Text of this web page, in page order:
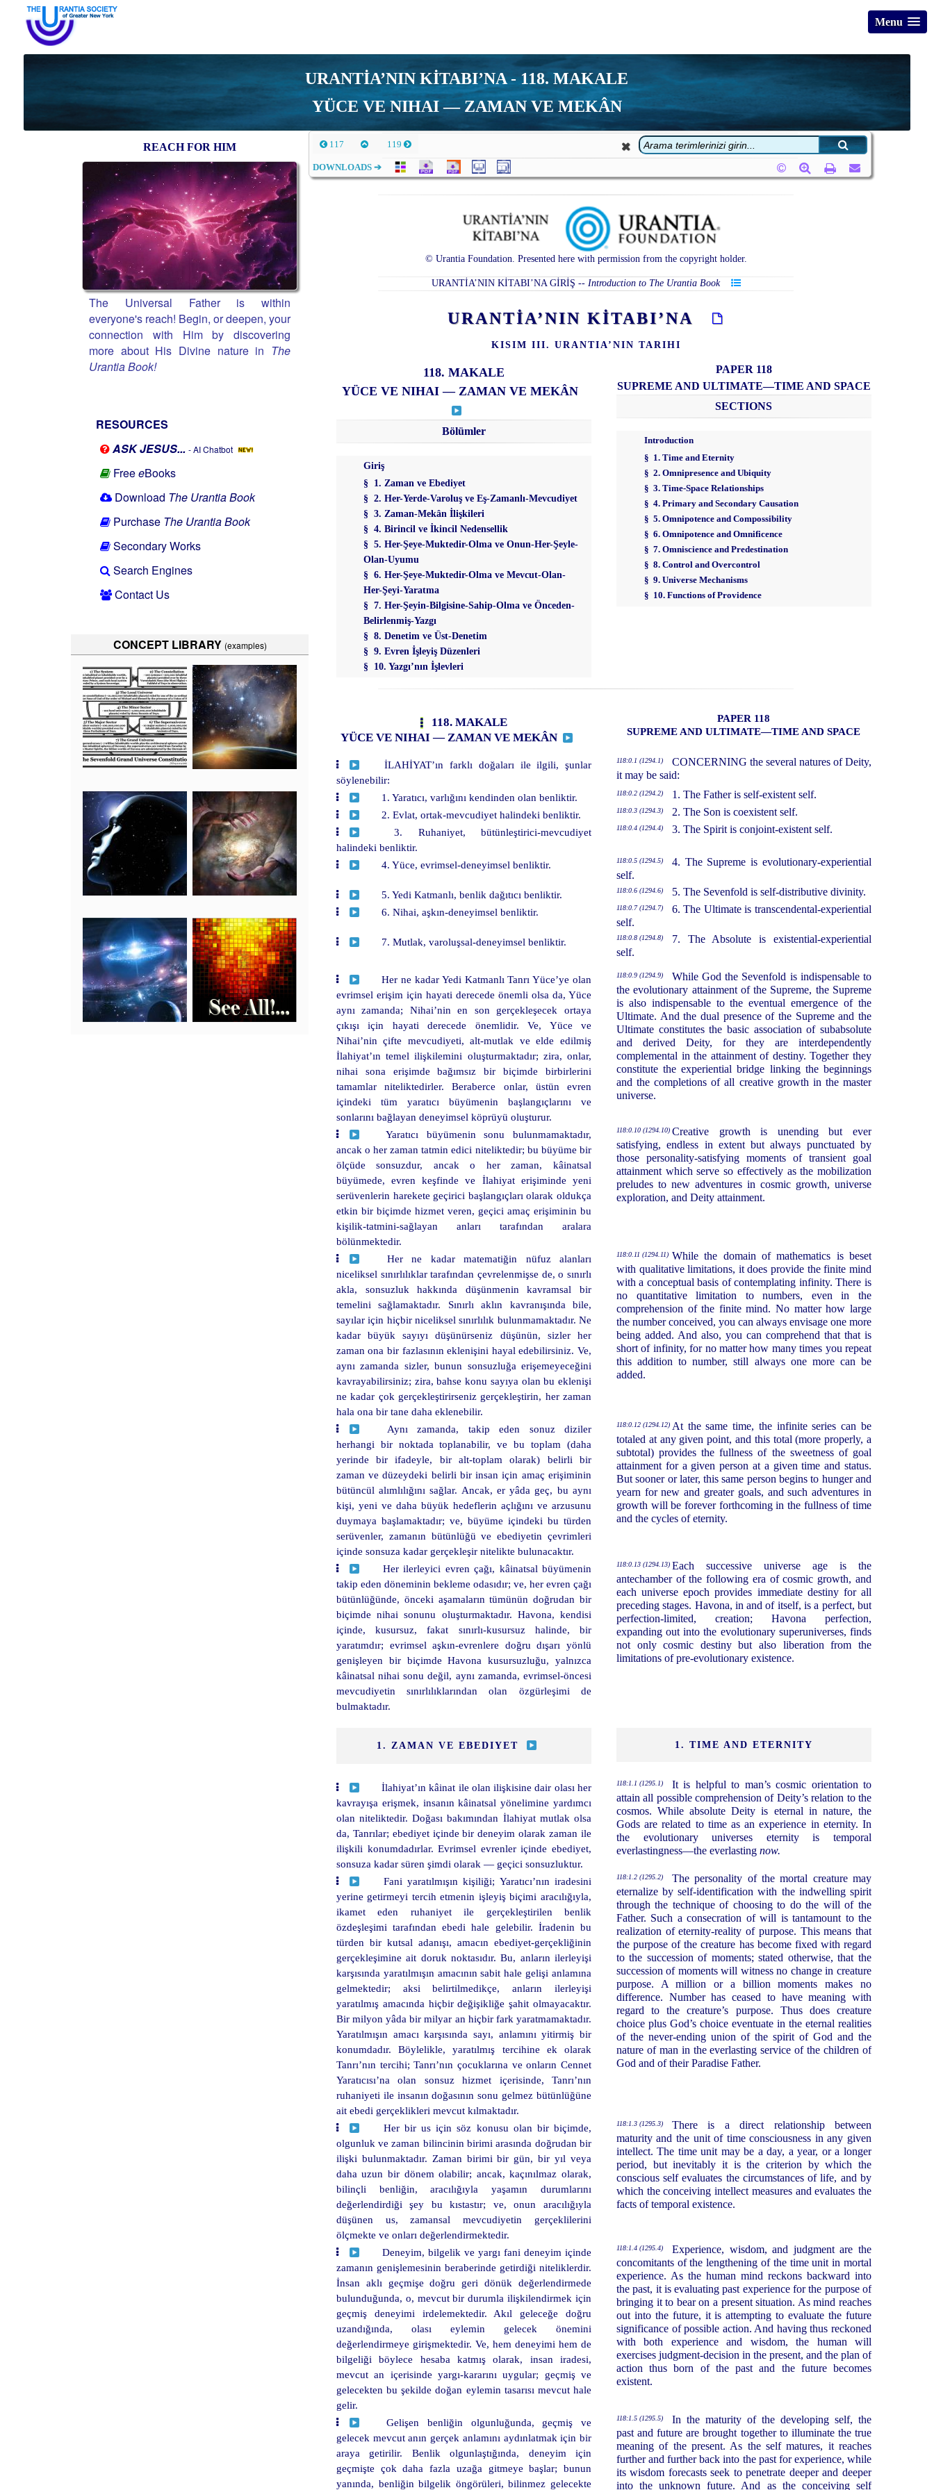
Menu
URANTİA’NIN KİTABI’NA - 118. MAKALE
YÜCE VE NIHAI — ZAMAN VE MEKÂN
117 119
DOWNLOADS ➔
© Urantia Foundation. Presented here with permission from the copyright holder.
URANTİA’NIN KİTABI’NA GİRİŞ -- Introduction to The Urantia Book
URANTİA’NIN KİTABI’NA
KISIM III. URANTIA’NIN TARIHI
118. MAKALE
YÜCE VE NIHAI — ZAMAN VE MEKÂN
Bölümler
Giriş
§ 1. Zaman ve Ebediyet
§ 2. Her-Yerde-Varoluş ve Eş-Zamanlı-Mevcudiyet
§ 3. Zaman-Mekân İlişkileri
§ 4. Birincil ve İkincil Nedensellik
§ 5. Her-Şeye-Muktedir-Olma ve Onun-Her-Şeyle-
Olan-Uyumu
§ 6. Her-Şeye-Muktedir-Olma ve Mevcut-Olan-
Her-Şeyi-Yaratma
§ 7. Her-Şeyin-Bilgisine-Sahip-Olma ve Önceden-
Belirlenmiş-Yazgı
§ 8. Denetim ve Üst-Denetim
§ 9. Evren İşleyiş Düzenleri
§ 10. Yazgı’nın İşlevleri
PAPER 118
SUPREME AND ULTIMATE—TIME AND SPACE
SECTIONS
Introduction
§ 1. Time and Eternity
§ 2. Omnipresence and Ubiquity
§ 3. Time-Space Relationships
§ 4. Primary and Secondary Causation
§ 5. Omnipotence and Compossibility
§ 6. Omnipotence and Omnificence
§ 7. Omniscience and Predestination
§ 8. Control and Overcontrol
§ 9. Universe Mechanisms
§ 10. Functions of Providence
118. MAKALE
YÜCE VE NIHAI — ZAMAN VE MEKÂN
PAPER 118
SUPREME AND ULTIMATE—TIME AND SPACE
İLAHİYAT’ın farklı doğaları ile ilgili, şunlar
söylenebilir:
118:0.1 (1294.1)
CONCERNING the several natures of Deity,
it may be said:
1. Yaratıcı, varlığını kendinden olan benliktir.
118:0.2 (1294.2)
1. The Father is self-existent self.
2. Evlat, ortak-mevcudiyet halindeki benliktir.
118:0.3 (1294.3)
2. The Son is coexistent self.
3. Ruhaniyet, bütünleştirici-mevcudiyet
halindeki benliktir.
118:0.4 (1294.4) 3. The Spirit is conjoint-existent self.
4. Yüce, evrimsel-deneyimsel benliktir. 118:0.5 (1294.5)
4. The Supreme is evolutionary-experiential
self.
5. Yedi Katmanlı, benlik dağıtıcı benliktir.
118:0.6 (1294.6)
5. The Sevenfold is self-distributive divinity.
6. Nihai, aşkın-deneyimsel benliktir.
118:0.7 (1294.7)
6. The Ultimate is transcendental-experiential
self.
7. Mutlak, varoluşsal-deneyimsel benliktir.
118:0.8 (1294.8)
7. The Absolute is existential-experiential
self.
Her ne kadar Yedi Katmanlı Tanrı Yüce’ye olan
evrimsel erişim için hayati derecede önemli olsa da, Yüce
aynı zamanda; Nihai’nin en son gerçekleşecek ortaya
çıkışı için hayati derecede önemlidir. Ve, Yüce ve
Nihai’nin çifte mevcudiyeti, alt-mutlak ve elde edilmiş
İlahiyat’ın temel ilişkilemini oluşturmaktadır; zira, onlar,
nihai sona erişimde bağımsız bir biçimde birbirlerini
tamamlar niteliktedirler. Beraberce onlar, üstün evren
içindeki tüm yaratıcı büyümenin başlangıçlarını ve
sonlarını bağlayan deneyimsel köprüyü oluşturur.
118:0.9 (1294.9)
While God the Sevenfold is indispensable to
the evolutionary attainment of the Supreme, the Supreme
is also indispensable to the eventual emergence of the
Ultimate. And the dual presence of the Supreme and the
Ultimate constitutes the basic association of subabsolute
and derived Deity, for they are interdependently
complemental in the attainment of destiny. Together they
constitute the experiential bridge linking the beginnings
and the completions of all creative growth in the master
universe.
Yaratıcı büyümenin sonu bulunmamaktadır,
ancak o her zaman tatmin edici niteliktedir; bu büyüme bir
ölçüde sonsuzdur, ancak o her zaman, kâinatsal
büyümede, evren keşfinde ve İlahiyat erişiminde yeni
serüvenlerin harekete geçirici başlangıçları olarak oldukça
etkin bir biçimde hizmet veren, geçici amaç erişiminin bu
kişilik-tatmini-sağlayan anları tarafından aralara
bölünmektedir.
118:0.10 (1294.10) Creative growth is unending but ever
satisfying, endless in extent but always punctuated by
those personality-satisfying moments of transient goal
attainment which serve so effectively as the mobilization
preludes to new adventures in cosmic growth, universe
exploration, and Deity attainment.
Her ne kadar matematiğin nüfuz alanları
niceliksel sınırlılıklar tarafından çevrelenmişse de, o sınırlı
akla, sonsuzluk hakkında düşünmenin kavramsal bir
temelini sağlamaktadır. Sınırlı aklın kavranışında bile,
sayılar için hiçbir niceliksel sınırlılık bulunmamaktadır. Ne
kadar büyük sayıyı düşünürseniz düşünün, sizler her
zaman ona bir fazlasının eklenişini hayal edebilirsiniz. Ve,
aynı zamanda sizler, bunun sonsuzluğa erişemeyeceğini
kavrayabilirsiniz; zira, bahse konu sayıya olan bu eklenişi
ne kadar çok gerçekleştirirseniz gerçekleştirin, her zaman
hala ona bir tane daha eklenebilir.
118:0.11 (1294.11) While the domain of mathematics is beset
with qualitative limitations, it does provide the finite mind
with a conceptual basis of contemplating infinity. There is
no quantitative limitation to numbers, even in the
comprehension of the finite mind. No matter how large
the number conceived, you can always envisage one more
being added. And also, you can comprehend that that is
short of infinity, for no matter how many times you repeat
this addition to number, still always one more can be
added.
Aynı zamanda, takip eden sonuz diziler
herhangi bir noktada toplanabilir, ve bu toplam (daha
yerinde bir ifadeyle, bir alt-toplam olarak) belirli bir
zaman ve düzeydeki belirli bir insan için amaç erişiminin
bütüncül alımlılığını sağlar. Ancak, er yâda geç, bu aynı
kişi, yeni ve daha büyük hedeflerin açlığını ve arzusunu
duymaya başlamaktadır; ve, büyüme içindeki bu türden
serüvenler, zamanın bütünlüğü ve ebediyetin çevrimleri
içinde sonsuza kadar gerçekleşir nitelikte bulunacaktır.
118:0.12 (1294.12) At the same time, the infinite series can be
totaled at any given point, and this total (more properly, a
subtotal) provides the fullness of the sweetness of goal
attainment for a given person at a given time and status.
But sooner or later, this same person begins to hunger and
yearn for new and greater goals, and such adventures in
growth will be forever forthcoming in the fullness of time
and the cycles of eternity.
Her ilerleyici evren çağı, kâinatsal büyümenin
takip eden döneminin bekleme odasıdır; ve, her evren çağı
bütünlüğünde, önceki aşamaların tümünün doğrudan bir
biçimde nihai sonunu oluşturmaktadır. Havona, kendisi
içinde, kusursuz, fakat sınırlı-kusursuz halinde, bir
yaratımdır; evrimsel aşkın-evrenlere doğru dışarı yönlü
genişleyen bir biçimde Havona kusursuzluğu, yalnızca
kâinatsal nihai sonu değil, aynı zamanda, evrimsel-öncesi
mevcudiyetin sınırlılıklarından olan özgürleşimi de
bulmaktadır.
118:0.13 (1294.13) Each successive universe age is the
antechamber of the following era of cosmic growth, and
each universe epoch provides immediate destiny for all
preceding stages. Havona, in and of itself, is a perfect, but
perfection-limited, creation; Havona perfection,
expanding out into the evolutionary superuniverses, finds
not only cosmic destiny but also liberation from the
limitations of pre-evolutionary existence.
1. ZAMAN VE EBEDIYET 1. TIME AND ETERNITY
İlahiyat’ın kâinat ile olan ilişkisine dair olası her
kavrayışa erişmek, insanın kâinatsal yönelimine yardımcı
olan niteliktedir. Doğası bakımından İlahiyat mutlak olsa
da, Tanrılar; ebediyet içinde bir deneyim olarak zaman ile
ilişkili konumdadırlar. Evrimsel evrenler içinde ebediyet,
sonsuza kadar süren şimdi olarak — geçici sonsuzluktur.
118:1.1 (1295.1)
It is helpful to man’s cosmic orientation to
attain all possible comprehension of Deity’s relation to the
cosmos. While absolute Deity is eternal in nature, the
Gods are related to time as an experience in eternity. In
the evolutionary universes eternity is temporal
everlastingness—the everlasting now.
Fani yaratılmışın kişiliği; Yaratıcı’nın iradesini
yerine getirmeyi tercih etmenin işleyiş biçimi aracılığıyla,
ikamet eden ruhaniyet ile gerçekleştirilen benlik
özdeşleşimi tarafından ebedi hale gelebilir. İradenin bu
türden bir kutsal adanışı, amacın ebediyet-gerçekliğinin
gerçekleşimine ait doruk noktasıdır. Bu, anların ilerleyişi
karşısında yaratılmışın amacının sabit hale gelişi anlamına
gelmektedir; aksi belirtilmedikçe, anların ilerleyişi
yaratılmış amacında hiçbir değişikliğe şahit olmayacaktır.
Bir milyon yâda bir milyar an hiçbir fark yaratmamaktadır.
Yaratılmışın amacı karşısında sayı, anlamını yitirmiş bir
konumdadır. Böylelikle, yaratılmış tercihine ek olarak
Tanrı’nın tercihi; Tanrı’nın çocuklarına ve onların Cennet
Yaratıcısı’na olan sonsuz hizmet içerisinde, Tanrı’nın
ruhaniyeti ile insanın doğasının sonu gelmez bütünlüğüne
ait ebedi gerçeklikleri mevcut kılmaktadır.
118:1.2 (1295.2)
The personality of the mortal creature may
eternalize by self-identification with the indwelling spirit
through the technique of choosing to do the will of the
Father. Such a consecration of will is tantamount to the
realization of eternity-reality of purpose. This means that
the purpose of the creature has become fixed with regard
to the succession of moments; stated otherwise, that the
succession of moments will witness no change in creature
purpose. A million or a billion moments makes no
difference. Number has ceased to have meaning with
regard to the creature’s purpose. Thus does creature
choice plus God’s choice eventuate in the eternal realities
of the never-ending union of the spirit of God and the
nature of man in the everlasting service of the children of
God and of their Paradise Father.
Her bir us için söz konusu olan bir biçimde,
olgunluk ve zaman bilincinin birimi arasında doğrudan bir
ilişki bulunmaktadır. Zaman birimi bir gün, bir yıl veya
daha uzun bir dönem olabilir; ancak, kaçınılmaz olarak,
bilinçli benliğin, aracılığıyla yaşamın durumlarını
değerlendirdiği şey bu kıstastır; ve, onun aracılığıyla
düşünen us, zamansal mevcudiyetin gerçeklilerini
ölçmekte ve onları değerlendirmektedir.
118:1.3 (1295.3)
There is a direct relationship between
maturity and the unit of time consciousness in any given
intellect. The time unit may be a day, a year, or a longer
period, but inevitably it is the criterion by which the
conscious self evaluates the circumstances of life, and by
which the conceiving intellect measures and evaluates the
facts of temporal existence.
Deneyim, bilgelik ve yargı fani deneyim içinde
zamanın genişlemesinin beraberinde getirdiği niteliklerdir.
İnsan aklı geçmişe doğru geri dönük değerlendirmede
bulunduğunda, o, mevcut bir durumla ilişkilendirmek için
geçmiş deneyimi irdelemektedir. Akıl geleceğe doğru
uzandığında, olası eylemin gelecek önemini
değerlendirmeye girişmektedir. Ve, hem deneyimi hem de
bilgeliği böylece hesaba katmış olarak, insan iradesi,
mevcut an içerisinde yargı-kararını uygular; geçmiş ve
gelecekten bu şekilde doğan eylemin tasarısı mevcut hale
gelir.
118:1.4 (1295.4)
Experience, wisdom, and judgment are the
concomitants of the lengthening of the time unit in mortal
experience. As the human mind reckons backward into
the past, it is evaluating past experience for the purpose of
bringing it to bear on a present situation. As mind reaches
out into the future, it is attempting to evaluate the future
significance of possible action. And having thus reckoned
with both experience and wisdom, the human will
exercises judgment-decision in the present, and the plan of
action thus born of the past and the future becomes
existent.
Gelişen benliğin olgunluğunda, geçmiş ve
gelecek mevcut anın gerçek anlamını aydınlatmak için bir
araya getirilir. Benlik olgunlaştığında, deneyim için
geçmişte çok daha fazla uzağa gitmeye başlar; bunun
yanında, benliğin bilgelik öngörüleri, bilinmez gelecekte
118:1.5 (1295.5)
In the maturity of the developing self, the
past and future are brought together to illuminate the true
meaning of the present. As the self matures, it reaches
further and further back into the past for experience, while
its wisdom forecasts seek to penetrate deeper and deeper
into the unknown future. And as the conceiving self
REACH FOR HIM
The Universal Father is within
everyone's reach! Begin, or deepen, your
connection with Him by discovering
more about His Divine nature in The
Urantia Book!
RESOURCES
ASK JESUS... - AI Chatbot
FreeeBooks
Download The Urantia Book
Purchase The Urantia Book
Secondary Works
Search Engines
Contact Us
CONCEPT LIBRARY (examples)